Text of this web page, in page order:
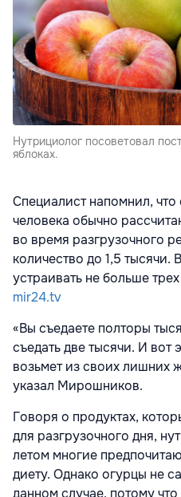
Нутрициолог посоветовал
яблоках.
Специалист напомнил,
человека обычно
во время разгрузочного
количество до 1,5 тысячи.
устраивать не больше
mir24.tv
«Вы съедаете полторы
съедать две тысячи. И
возьмет из своих лишних
указал Мирошников.
Говоря о продуктах,
для разгрузочного дня,
летом многие
диету. Однако огурцы не